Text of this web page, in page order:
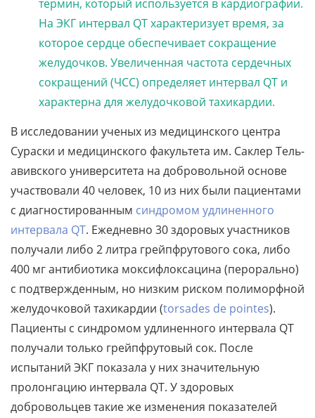
термин, который используется в кардиографии.
На ЭКГ интервал QT характеризует время, за
которое сердце обеспечивает сокращение
желудочков. Увеличенная частота сердечных
сокращений (ЧСС) определяет интервал QT и
характерна для желудочковой тахикардии.
В исследовании ученых из медицинского центра
Сураски и медицинского факультета им. Саклер Тель-
авивского университета на добровольной основе
участвовали 40 человек, 10 из них были пациентами
с диагностированным синдромом удлиненного
интервала QT. Ежедневно 30 здоровых участников
получали либо 2 литра грейпфрутового сока, либо
400 мг антибиотика моксифлоксацина (перорально)
с подтвержденным, но низким риском полиморфной
желудочковой тахикардии (torsades de pointes).
Пациенты с синдромом удлиненного интервала QT
получали только грейпфрутовый сок. После
испытаний ЭКГ показала у них значительную
пролонгацию интервала QT. У здоровых
добровольцев такие же изменения показателей